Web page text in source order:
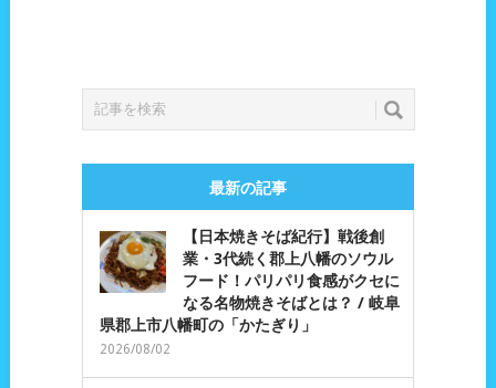
最新の記事
【日本焼きそば紀行】戦後創
業・3代続く郡上八幡のソウル
フード！パリパリ食感がクセに
なる名物焼きそばとは？ / 岐阜
県郡上市八幡町の「かたぎり」
2026/08/02